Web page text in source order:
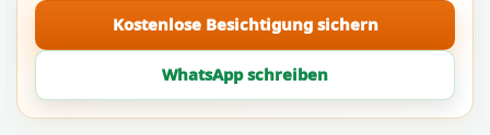
Kostenlose Besichtigung sichern
WhatsApp schreiben